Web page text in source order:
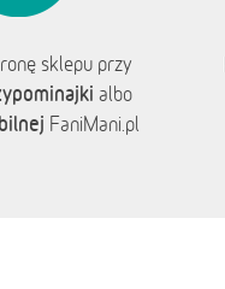
sklepu przy
albo
FaniMani.pl